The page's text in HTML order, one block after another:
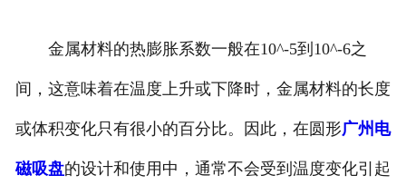
金属材料的热膨胀系数一般在10^-5到10^-6之
间，这意味着在温度上升或下降时，金属材料的长度
或体积变化只有很小的百分比。因此，在圆形广州电
磁吸盘的设计和使用中，通常不会受到温度变化引起